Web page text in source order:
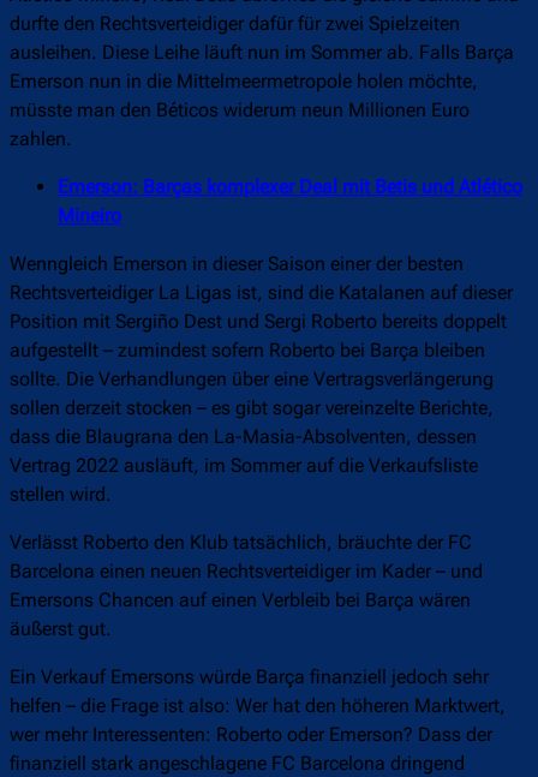
durfte den Rechtsverteidiger dafür für zwei Spielzeiten
ausleihen. Diese Leihe läuft nun im Sommer ab. Falls Barça
Emerson nun in die Mittelmeermetropole holen möchte,
müsste man den Béticos widerum neun Millionen Euro
zahlen.
Emerson: Barças komplexer Deal mit Betis und Atlético
Mineiro
Wenngleich Emerson in dieser Saison einer der besten
Rechtsverteidiger La Ligas ist, sind die Katalanen auf dieser
Position mit Sergiño Dest und Sergi Roberto bereits doppelt
aufgestellt – zumindest sofern Roberto bei Barça bleiben
sollte. Die Verhandlungen über eine Vertragsverlängerung
sollen derzeit stocken – es gibt sogar vereinzelte Berichte,
dass die Blaugrana den La-Masia-Absolventen, dessen
Vertrag 2022 ausläuft, im Sommer auf die Verkaufsliste
stellen wird.
Verlässt Roberto den Klub tatsächlich, bräuchte der FC
Barcelona einen neuen Rechtsverteidiger im Kader – und
Emersons Chancen auf einen Verbleib bei Barça wären
äußerst gut.
Ein Verkauf Emersons würde Barça finanziell jedoch sehr
helfen – die Frage ist also: Wer hat den höheren Marktwert,
wer mehr Interessenten: Roberto oder Emerson? Dass der
finanziell stark angeschlagene FC Barcelona dringend